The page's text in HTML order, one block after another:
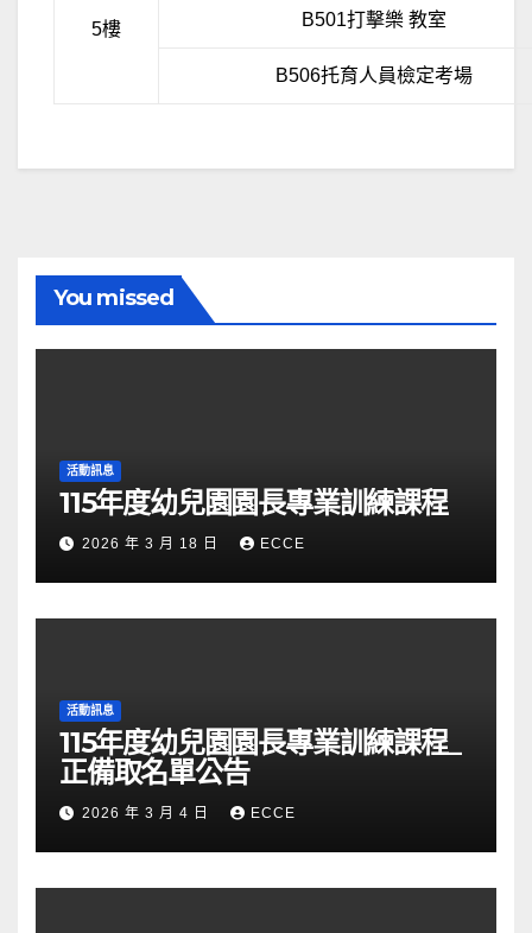
5樓 B501打擊樂 教室
B506托育人員檢定考場
You missed
活動訊息
115年度幼兒園園長專業訓練課程
2026 年 3 月 18 日 ECCE
活動訊息
115年度幼兒園園長專業訓練課程_
正備取名單公告
2026 年 3 月 4 日 ECCE